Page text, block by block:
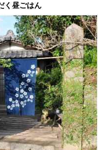
】 るカフェ、優雅なホテ
く昼ごはん